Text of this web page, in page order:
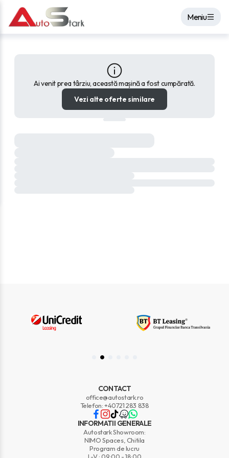
Meniu
Ai venit prea târziu, această mașină a fost cumpărată.
Vezi alte oferte similare
CONTACT
office@autostark.ro
Telefon: +40721 283 838
INFORMATII GENERALE
Autostark Showroom:
NIMO Spaces, Chitila
Program de lucru